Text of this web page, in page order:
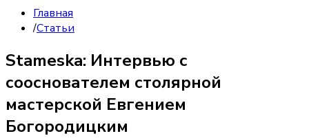
Главная
/Статьи
Stameska: Интервью с
сооснователем столярной
мастерской Евгением
Богородицким